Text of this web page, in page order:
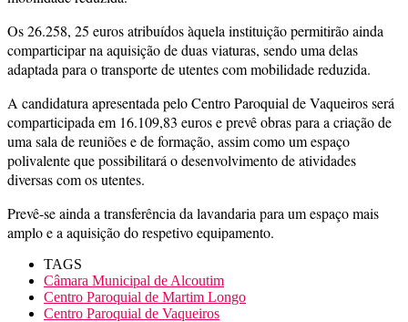
Os 26.258, 25 euros atribuídos àquela instituição permitirão ainda
comparticipar na aquisição de duas viaturas, sendo uma delas
adaptada para o transporte de utentes com mobilidade reduzida.
A candidatura apresentada pelo Centro Paroquial de Vaqueiros será
comparticipada em 16.109,83 euros e prevê obras para a criação de
uma sala de reuniões e de formação, assim como um espaço
polivalente que possibilitará o desenvolvimento de atividades
diversas com os utentes.
Prevê-se ainda a transferência da lavandaria para um espaço mais
amplo e a aquisição do respetivo equipamento.
TAGS
Câmara Municipal de Alcoutim
Centro Paroquial de Martim Longo
Centro Paroquial de Vaqueiros